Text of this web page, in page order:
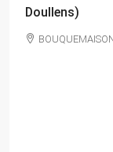
Doullens)